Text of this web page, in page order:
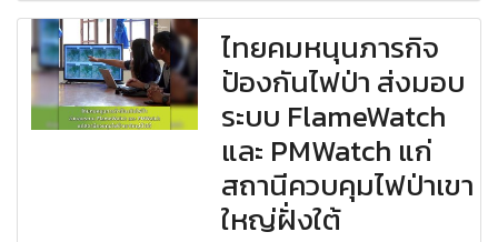
ไทยคมหนุนภารกิจ
ป้องกันไฟป่า ส่งมอบ
ระบบ FlameWatch
และ PMWatch แก่
สถานีควบคุมไฟป่าเขา
ใหญ่ฝั่งใต้